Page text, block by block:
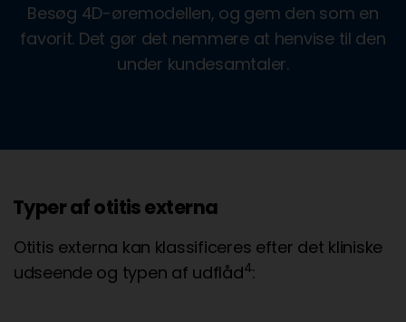
Besøg 4D-øremodellen, og gem den som en
favorit. Det gør det nemmere at henvise til den
under kundesamtaler.
Typer af otitis externa
Otitis externa kan klassificeres efter det kliniske
udseende og typen af udflåd4: